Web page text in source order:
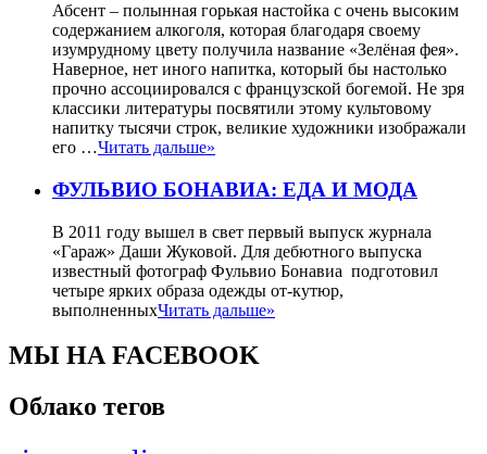
Абсент – полынная горькая настойка с очень высоким
содержанием алкоголя, которая благодаря своему
изумрудному цвету получила название «Зелёная фея».
Наверное, нет иного напитка, который бы настолько
прочно ассоциировался с французской богемой. Не зря
классики литературы посвятили этому культовому
напитку тысячи строк, великие художники изображали
его …Читать дальше»
ФУЛЬВИО БОНАВИА: ЕДА И МОДА
В 2011 году вышел в свет первый выпуск журнала
«Гараж» Даши Жуковой. Для дебютного выпуска
известный фотограф Фульвио Бонавиа подготовил
четыре ярких образа одежды от-кутюр,
выполненныхЧитать дальше»
МЫ НА FACEBOOK
Облако тегов